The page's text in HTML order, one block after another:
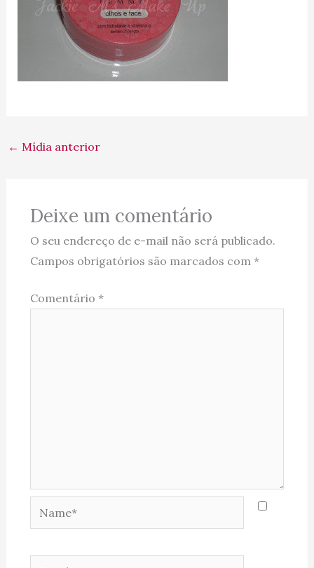
← Mídia anterior
Deixe um comentário
O seu endereço de e-mail não será publicado.
Campos obrigatórios são marcados com *
Comentário *
Name*
Email*